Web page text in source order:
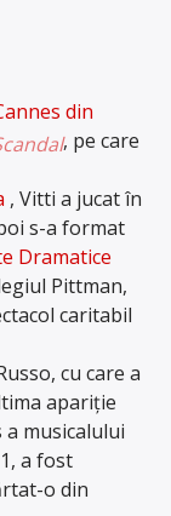
din
, pe care
, Vitti a jucat în
s-a format
Dramatice
Pittman,
caritabil
cu care a
apariție
a musicalului
a fost
o ​​din